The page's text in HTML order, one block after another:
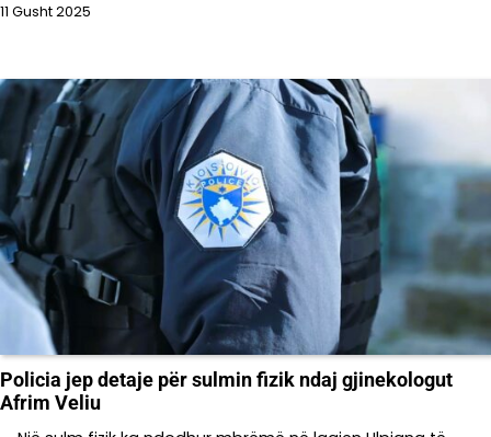
11 Gusht 2025
Policia jep detaje për sulmin fizik ndaj gjinekologut
Afrim Veliu